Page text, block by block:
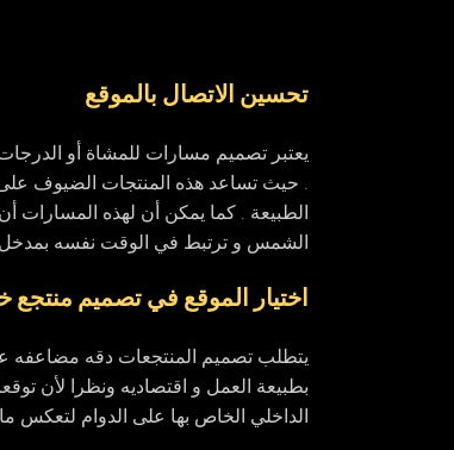
تحسين الاتصال بالموقع
يعتبر تصميم مسارات للمشاة أو
. حيث تساعد هذه المنتجات الضيوف على
الطبيعة . كما يمكن أن لهذه المسارات
الشمس و ترتبط في الوقت نفسه بمدخل
اختيار الموقع في تصميم
يتطلب تصميم المنتجعات دقه مضاعفه
بطبيعة العمل و اقتصاديه ونظرا لأن
الداخلي الخاص بها على الدوام لتعكس